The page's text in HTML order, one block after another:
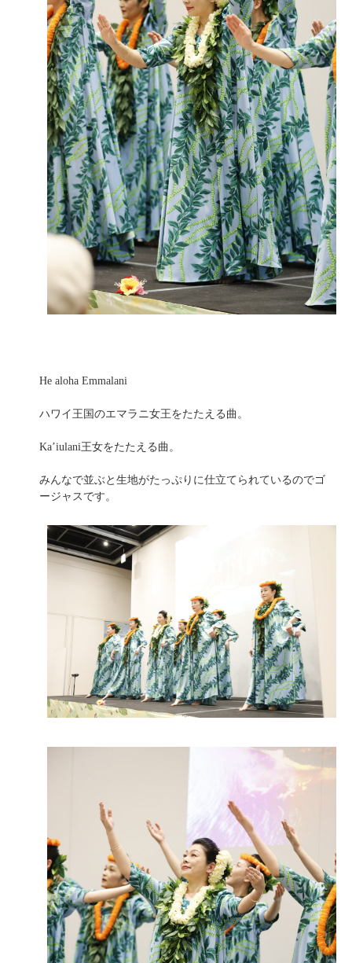
He aloha Emmalani
ハワイ王国のエマラニ女王をたたえる曲。
Ka’iulani王女をたたえる曲。
みんなで並ぶと生地がたっぷりに仕立てられているのでゴ
ージャスです。